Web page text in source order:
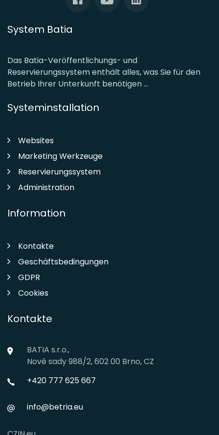
System Batia
Das Batia-Veröffentlichungs- und
Reservierungssystem enthält alles, was Sie für den
Betrieb Ihrer Unterkunft benötigen ...
Systeminstallation
Websites
Marketing Werkzeuge
Reservierungssystem
Administration
Information
Kontakte
Geschäftsbedingungen
GDPR
Cookies
Kontakte
BATIA s.r.o.,
Nové sady 988/2, 602 00 Brno, CZ
+420 777 625 667
info@betria.eu